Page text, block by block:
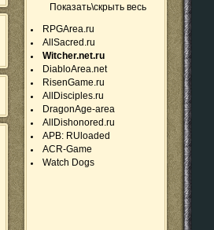
Показать\скрыть весь
RPGArea.ru
AllSacred.ru
Witcher.net.ru
DiabloArea.net
RisenGame.ru
AllDisciples.ru
DragonAge-area
AllDishonored.ru
APB: RUloaded
ACR-Game
Watch Dogs